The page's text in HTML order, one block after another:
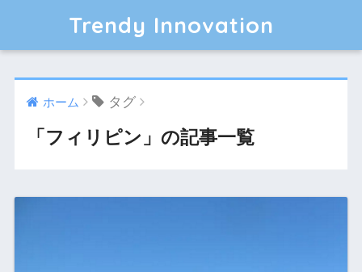
Trendy Innovation
ホーム タグ
「フィリピン」の記事一覧